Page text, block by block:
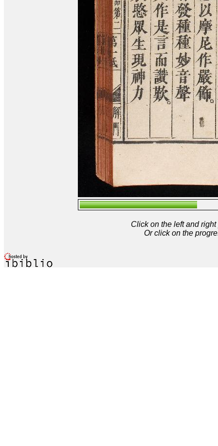
Click on the left and
Or click on the